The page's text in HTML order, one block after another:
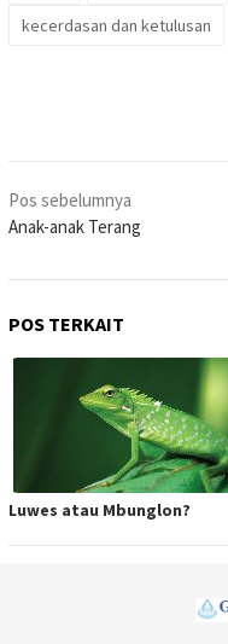
kecerdasan dan ketulusan
Navigasi
pos
Pos sebelumnya
Anak-anak Terang
POS TERKAIT
Luwes atau Mbunglon?